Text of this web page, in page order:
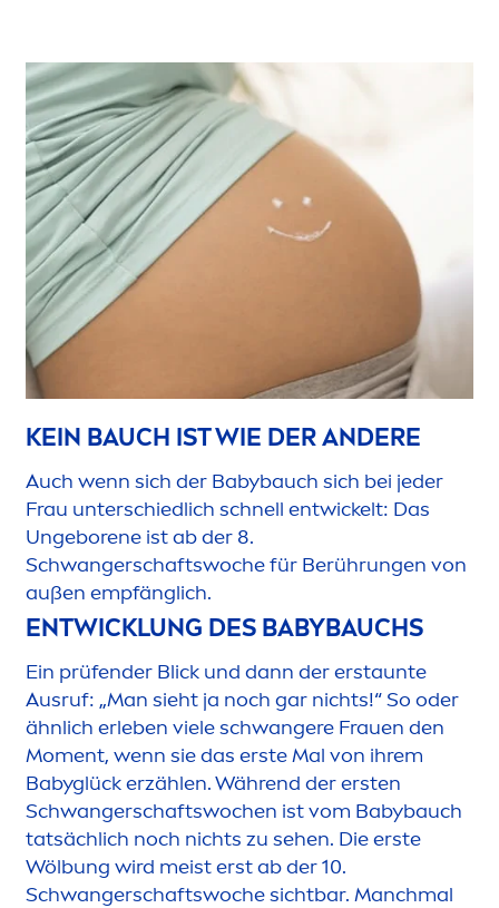
KEIN BAUCH IST WIE DER ANDERE
Auch wenn sich der Babybauch sich bei jeder
Frau unterschiedlich schnell entwickelt: Das
Ungeborene ist ab der 8.
Schwangerschaftswoche für Berührungen von
außen empfänglich.
ENTWICKLUNG DES BABYBAUCHS
Ein prüfender Blick und dann der erstaunte
Ausruf: „Man sieht ja noch gar nichts!“ So oder
ähnlich erleben viele schwangere Frauen den
Moment, wenn sie das erste Mal von ihrem
Babyglück erzählen. Während der ersten
Schwangerschaftswochen ist vom Babybauch
tatsächlich noch nichts zu sehen. Die erste
Wölbung wird meist erst ab der 10.
Schwangerschaftswoche sichtbar. Manchmal